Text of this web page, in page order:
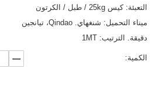
التعبئة: كيس 25kg / طبل / الكرتون
ميناء التحميل: شنغهاي. Qindao، تيانجين
دقيقة. الترتيب: 1MT
الكمية: